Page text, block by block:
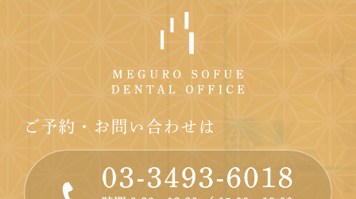
ご予約・お問い合わせは